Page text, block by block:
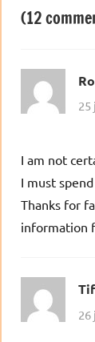
(12
25
I am not
I must
Thanks for
information
26